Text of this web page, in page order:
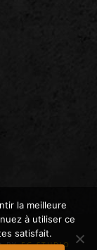
BYEG STUDIO
la meilleure
à utiliser ce
satisfait.